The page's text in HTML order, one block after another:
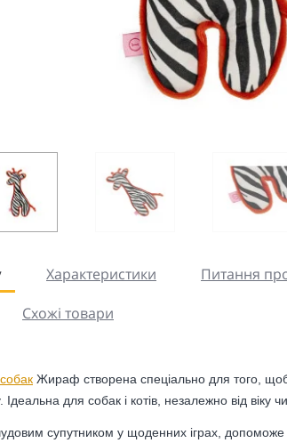
Характеристики
Питання
Схожі товари
Жираф створена спеціально для того, щоб
для собак і котів, незалежно від віку
супутником у щоденних іграх, допоможе